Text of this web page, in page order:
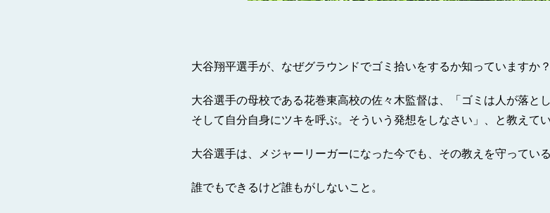
大谷翔平選手が、なぜグラウンドでゴミ拾いをするか知っていますか？
大谷選手の母校である花巻東高校の佐々木監督は、「ゴミは人が落と
そして自分自身にツキを呼ぶ。そういう発想をしなさい」、と教えて
大谷選手は、メジャーリーガーになった今でも、その教えを守っている
誰でもできるけど誰もがしないこと。